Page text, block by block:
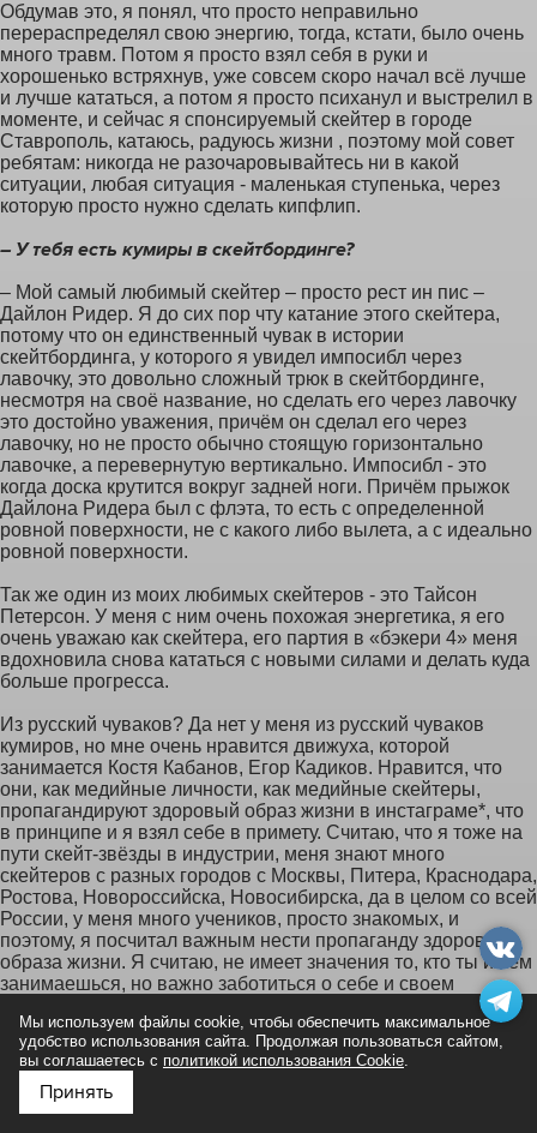
Обдумав это, я понял, что просто неправильно
перераспределял свою энергию, тогда, кстати, было очень
много травм. Потом я просто взял себя в руки и
хорошенько встряхнув, уже совсем скоро начал всё лучше
и лучше кататься, а потом я просто психанул и выстрелил в
моменте, и сейчас я спонсируемый скейтер в городе
Ставрополь, катаюсь, радуюсь жизни , поэтому мой совет
ребятам: никогда не разочаровывайтесь ни в какой
ситуации, любая ситуация - маленькая ступенька, через
которую просто нужно сделать кипфлип.
– У тебя есть кумиры в скейтбординге?
– Мой самый любимый скейтер – просто рест ин пис –
Дайлон Ридер. Я до сих пор чту катание этого скейтера,
потому что он единственный чувак в истории
скейтбординга, у которого я увидел импосибл через
лавочку, это довольно сложный трюк в скейтбординге,
несмотря на своё название, но сделать его через лавочку
это достойно уважения, причём он сделал его через
лавочку, но не просто обычно стоящую горизонтально
лавочке, а перевернутую вертикально. Импосибл - это
когда доска крутится вокруг задней ноги. Причём прыжок
Дайлона Ридера был с флэта, то есть с определенной
ровной поверхности, не с какого либо вылета, а с идеально
ровной поверхности.
Так же один из моих любимых скейтеров - это Тайсон
Петерсон. У меня с ним очень похожая энергетика, я его
очень уважаю как скейтера, его партия в «бэкери 4» меня
вдохновила снова кататься с новыми силами и делать куда
больше прогресса.
Из русский чуваков? Да нет у меня из русский чуваков
кумиров, но мне очень нравится движуха, которой
занимается Костя Кабанов, Егор Кадиков. Нравится, что
они, как медийные личности, как медийные скейтеры,
пропагандируют здоровый образ жизни в инстаграме*, что
в принципе и я взял себе в примету. Считаю, что я тоже на
пути скейт-звёзды в индустрии, меня знают много
скейтеров с разных городов с Москвы, Питера, Краснодара,
Ростова, Новороссийска, Новосибирска, да в целом со всей
России, у меня много учеников, просто знакомых, и
поэтому, я посчитал важным нести пропаганду здорового
образа жизни. Я считаю, не имеет значения то, кто ты и чем
занимаешься, но важно заботиться о себе и своем
– Ты бы хотел создать себе команду?
Когда я был на чемпионате России, видел команды, в
которых никто ни на кого не агрессировал, никто не
Подпишитесь на нас в
Мы используем файлы cookie, чтобы обеспечить максимальное
удобство использования сайта. Продолжая пользоваться сайтом,
вы соглашаетесь с политикой использования Cookie.
Принять